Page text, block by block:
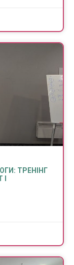
ТРЕНІНГ